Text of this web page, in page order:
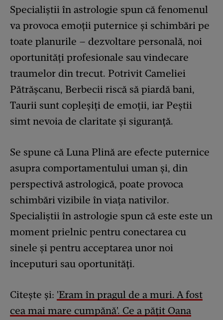
Specialiștii în astrologie spun că fenomenul
va provoca emoții puternice și schimbări pe
toate planurile – dezvoltare personală, noi
oportunități profesionale sau vindecare
traumelor din trecut. Potrivit Cameliei
Pătrășcanu, Berbecii riscă să piardă bani,
Taurii sunt copleșiți de emoții, iar Peștii
simt nevoia de claritate și siguranță.
Se spune că Luna Plină are efecte puternice
asupra comportamentului uman și, din
perspectivă astrologică, poate provoca
schimbări vizibile în viața nativilor.
Specialiștii în astrologie spun că este este un
moment prielnic pentru conectarea cu
sinele și pentru acceptarea unor noi
începuturi sau oportunități.
Citește și: 'Eram în pragul de a muri. A fost
cea mai mare cumpănă'. Ce a pățit Oana